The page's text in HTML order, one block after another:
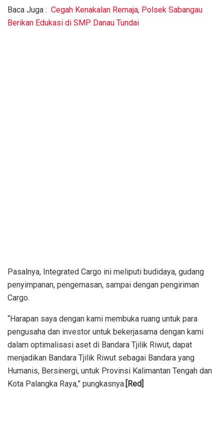
Baca Juga : Cegah Kenakalan Remaja, Polsek Sabangau
Berikan Edukasi di SMP Danau Tundai
Pasalnya, Integrated Cargo ini meliputi budidaya, gudang
penyimpanan, pengemasan, sampai dengan pengiriman
Cargo.
“Harapan saya dengan kami membuka ruang untuk para
pengusaha dan investor untuk bekerjasama dengan kami
dalam optimalisasi aset di Bandara Tjilik Riwut, dapat
menjadikan Bandara Tjilik Riwut sebagai Bandara yang
Humanis, Bersinergi, untuk Provinsi Kalimantan Tengah dan
Kota Palangka Raya,” pungkasnya. [Red]